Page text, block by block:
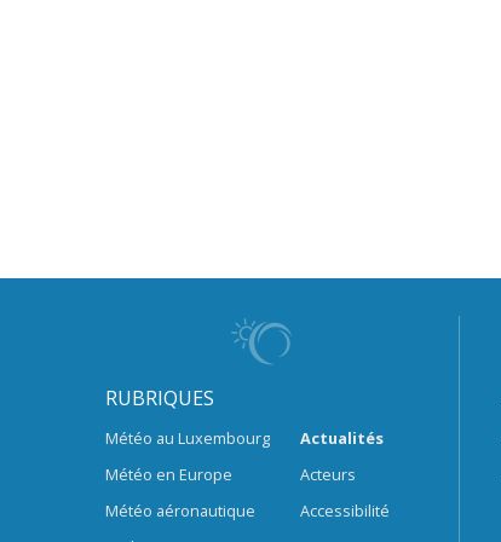
RUBRIQUES
Météo au Luxembourg
Météo en Europe
Météo aéronautique
Actualités
Acteurs
Accessibilité